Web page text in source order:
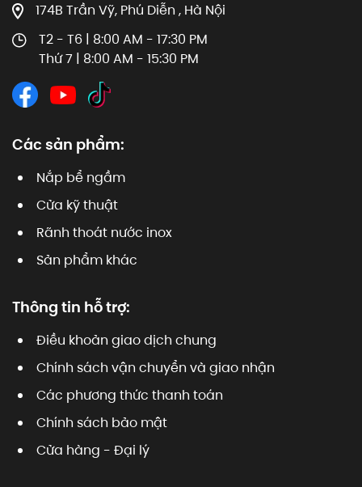
174B Trần Vỹ, Phú Diễn , Hà Nội
T2 - T6 | 8:00 AM - 17:30 PM
Thứ 7 | 8:00 AM - 15:30 PM
Các sản phẩm:
Nắp bể ngầm
Cửa kỹ thuật
Rãnh thoát nước inox
Sản phẩm khác
Thông tin hỗ trợ:
Điều khoản giao dịch chung
Chính sách vận chuyển và giao nhận
Các phương thức thanh toán
Chính sách bảo mật
Cửa hàng - Đại lý